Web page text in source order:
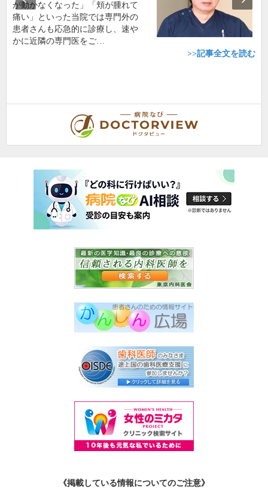
が動かなくなった」「頬が腫れて
痛い」といった当院では専門外の
患者さんも応急的に診療し、速や
かに近隣の専門医をご…
>>記事全文を読む
《掲載している情報についてのご注意》